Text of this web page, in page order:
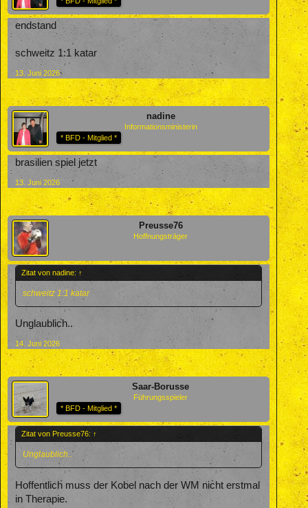
endstand
schweitz 1:1 katar
13. Juni 2026
nadine
Informationsministerin
* BFD - Mitglied *
brasilien spiel jetzt
13. Juni 2026
Preusse76
Hoffnungsträger
Zitat von nadine: ↑
schweitz 1:1 katar
Unglaublich..
14. Juni 2026
Saar-Borusse
Führungsspieler
* BFD - Mitglied *
Zitat von Preusse76: ↑
Unglaublich..
Hoffentlich muss der Kobel nach der WM nicht erstmal
in Therapie.